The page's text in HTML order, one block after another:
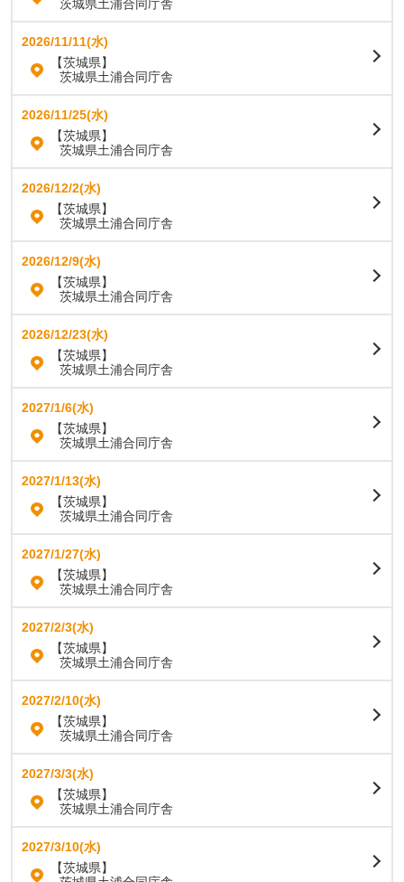
茨城県土浦合同庁舎
2026/11/11(水)
【茨城県】
茨城県土浦合同庁舎
2026/11/25(水)
【茨城県】
茨城県土浦合同庁舎
2026/12/2(水)
【茨城県】
茨城県土浦合同庁舎
2026/12/9(水)
【茨城県】
茨城県土浦合同庁舎
2026/12/23(水)
【茨城県】
茨城県土浦合同庁舎
2027/1/6(水)
【茨城県】
茨城県土浦合同庁舎
2027/1/13(水)
【茨城県】
茨城県土浦合同庁舎
2027/1/27(水)
【茨城県】
茨城県土浦合同庁舎
2027/2/3(水)
【茨城県】
茨城県土浦合同庁舎
2027/2/10(水)
【茨城県】
茨城県土浦合同庁舎
2027/3/3(水)
【茨城県】
茨城県土浦合同庁舎
2027/3/10(水)
【茨城県】